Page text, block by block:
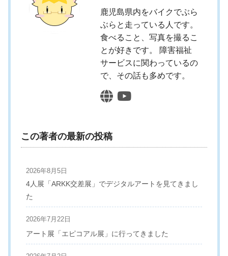
鹿児島県内をバイクでぶら
ぶらと走っている人です。
食べること、写真を撮るこ
とが好きです。 障害福祉
サービスに関わっているの
で、その話も多めです。
この著者の最新の投稿
2026年8月5日
4人展「ARKK交差展」でデジタルアートを見てきまし
た
2026年7月22日
アート展「エピコアル展」に行ってきました